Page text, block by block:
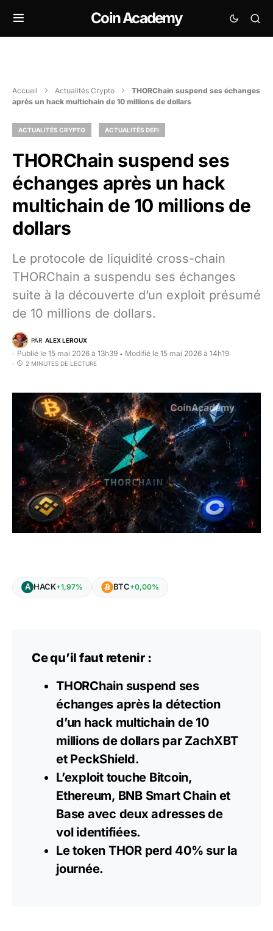
Coin Academy
Accueil Actualités Crypto
THORChain suspend ses échanges
après un hack multichain de 10 millions de dollars
ACTUALITÉS CRYPTO ACTUALITÉS DEFI
THORChain suspend ses
échanges après un hack
multichain de 10 millions de
dollars
Le protocole de liquidité cross-chain
THORChain a suspendu ses échanges
suite à la découverte d’un exploit présumé
de 10 millions de dollars.
PAR ALEX LEROUX
Publié le 15 mai 2026 à 13h39 • Modifié le 15 mai 2026 à 14h19
2 MINUTES DE LECTURE
HACK+1,97% BTC+0,00%
Ce qu’il faut retenir :
THORChain suspend ses
échanges après la détection
d’un hack multichain de 10
millions de dollars par ZachXBT
et PeckShield.
L’exploit touche Bitcoin,
Ethereum, BNB Smart Chain et
Base avec deux adresses de
vol identifiées.
Le token THOR perd 40% sur la
journée.